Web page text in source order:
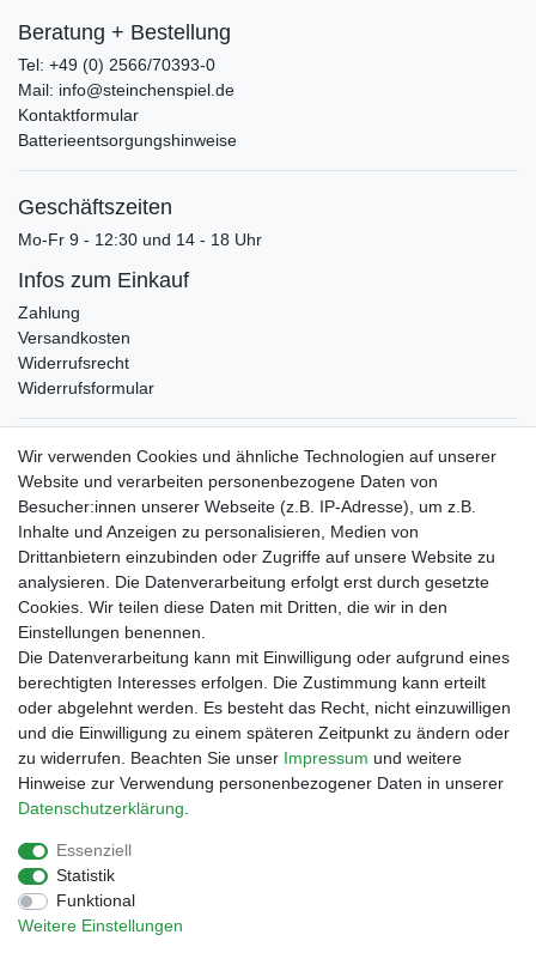
Beratung + Bestellung
Tel: +49 (0) 2566/70393-0
Mail: info@steinchenspiel.de
Kontaktformular
Batterieentsorgungshinweise
Geschäftszeiten
Mo-Fr 9 - 12:30 und 14 - 18 Uhr
Infos zum Einkauf
Zahlung
Versandkosten
Widerrufsrecht
Widerrufsformular
Verpackungslizenz
bei der Landbell AG
Zahlungsarten
Vorabüberweisung
Rechnungskauf
Zahlung bei Abholung
PayPal (inkl. Kreditkarten)
Impressum
Barrierefreiheitserklärung
Wir verwenden Cookies und ähnliche Technologien auf unserer
Website und verarbeiten personenbezogene Daten von
Besucher:innen unserer Webseite (z.B. IP-Adresse), um z.B.
Inhalte und Anzeigen zu personalisieren, Medien von
Drittanbietern einzubinden oder Zugriffe auf unsere Website zu
analysieren. Die Datenverarbeitung erfolgt erst durch gesetzte
Cookies. Wir teilen diese Daten mit Dritten, die wir in den
Einstellungen benennen.
Die Datenverarbeitung kann mit Einwilligung oder aufgrund eines
berechtigten Interesses erfolgen. Die Zustimmung kann erteilt
oder abgelehnt werden. Es besteht das Recht, nicht einzuwilligen
und die Einwilligung zu einem späteren Zeitpunkt zu ändern oder
zu widerrufen. Beachten Sie unser Impressum und weitere
Hinweise zur Verwendung personenbezogener Daten in unserer
Daten­schutz­erklärung
Essenziell
Statistik
Funktional
Weitere Einstellungen